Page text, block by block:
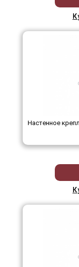
Настенное